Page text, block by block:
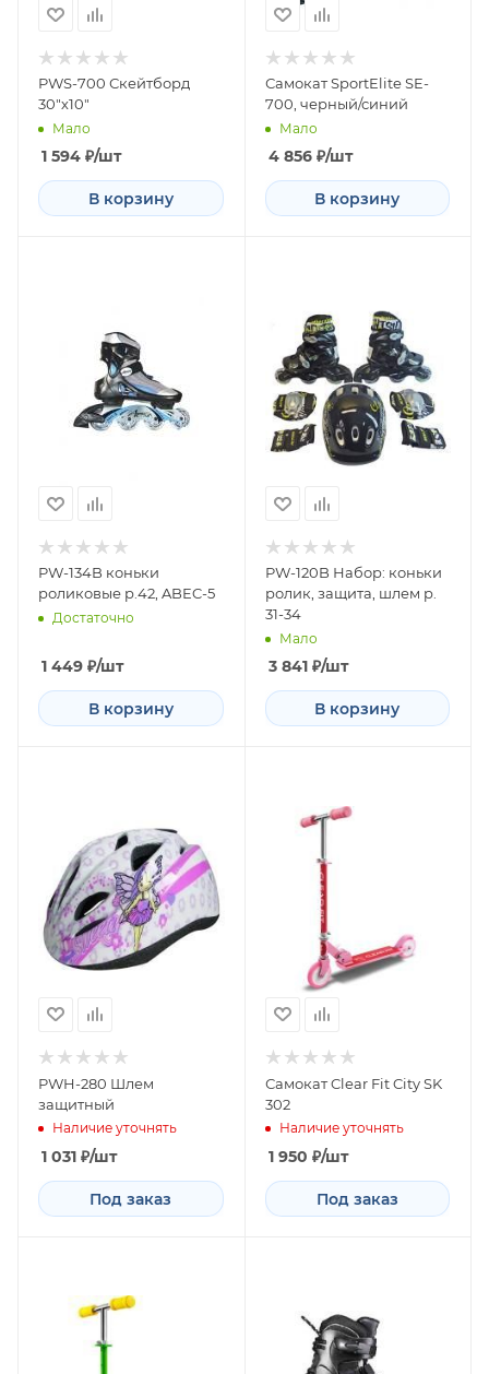
PWS-700 Скейтборд
30"х10"
Мало
1 594 ₽/шт
В корзину
Самокат SportElite SE-
700, черный/синий
Мало
4 856₽/шт
В корзину
PW-134B коньки
роликовые р.42, ABEC-5
Достаточно
1 449 ₽/шт
В корзину
PW-120B Набор: коньки
ролик, защита, шлем р.
31-34
Мало
3 841₽/шт
В корзину
PWH-280 Шлем
защитный
Наличие уточнять
1 031 ₽/шт
Под заказ
Самокат Clear Fit City SK
302
Наличие уточнять
1 950 ₽/шт
Под заказ